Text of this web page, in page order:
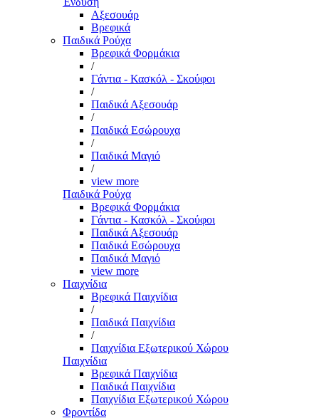
Αξεσουάρ
Βρεφικά
Παιδικά Ρούχα
Βρεφικά Φορμάκια
/
Γάντια - Κασκόλ - Σκούφοι
/
Παιδικά Αξεσουάρ
/
Παιδικά Εσώρουχα
/
Παιδικά Μαγιό
/
view more
Παιδικά Ρούχα
Βρεφικά Φορμάκια
Γάντια - Κασκόλ - Σκούφοι
Παιδικά Αξεσουάρ
Παιδικά Εσώρουχα
Παιδικά Μαγιό
view more
Παιχνίδια
Βρεφικά Παιχνίδια
/
Παιδικά Παιχνίδια
/
Παιχνίδια Εξωτερικού Χώρου
Παιχνίδια
Βρεφικά Παιχνίδια
Παιδικά Παιχνίδια
Παιχνίδια Εξωτερικού Χώρου
Φροντίδα